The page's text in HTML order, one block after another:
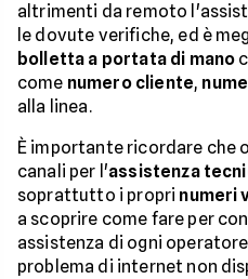
altrimenti da remoto
le dovute verifiche, ed è
bolletta a portata di mano
come numero cliente,
alla linea.
È importante ricordare che
canali per l'assistenza
soprattutto i propri numeri
a scoprire come fare per
assistenza di ogni
problema di internet non